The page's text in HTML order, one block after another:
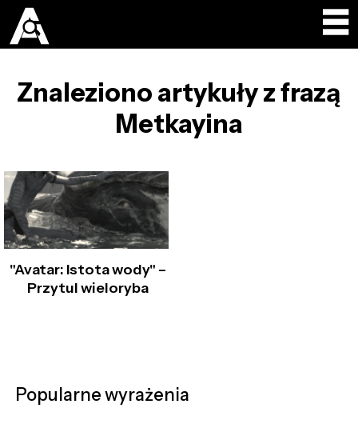
Znaleziono artykuły z frazą
Metkayina
"Avatar: Istota wody" –
Przytul wieloryba
Popularne wyrażenia